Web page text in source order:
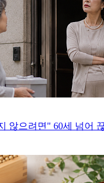
않으려면" 60세 넘어